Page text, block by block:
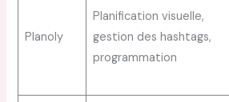
Planoly
Planification visuelle,
gestion des hashtags,
programmation